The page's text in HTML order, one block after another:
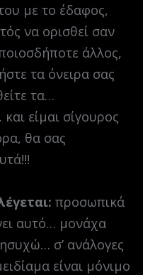
με το έδαφος,
να ορισθεί σαν
άλλος,
τα όνειρα σας
τα…
είμαι σίγουρος
θα σας
προσωπικά
αυτό… μονάχα
σ’ ανάλογες
είναι μόνιμο